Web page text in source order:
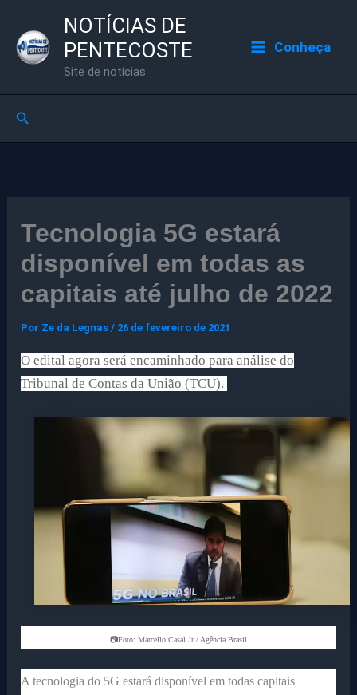
para
NOTÍCIAS DE
PENTECOSTE
Site de notícias
Conheça
Pesquisar
Tecnologia 5G estará
disponível em todas as
capitais até julho de 2022
Por Ze da Legnas/ 26 de fevereiro de 2021
O edital agora será encaminhado para análise do
Tribunal de Contas da União (TCU).
📷Foto: Marcello Casal Jr / Agência Brasil
A tecnologia do 5G estará disponível em todas capitais